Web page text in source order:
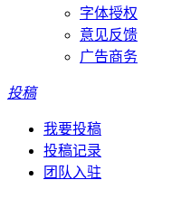
字体授权
意见反馈
广告商务
投稿
我要投稿
投稿记录
团队入驻